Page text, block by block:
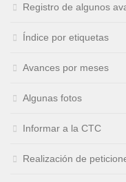
Registro de algunos
Índice por etiquetas
Avances por meses
Algunas fotos
Informar a la CTC
Realización de